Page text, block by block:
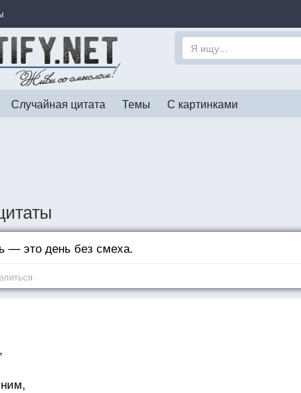
Случайная цитата Темы С картинками
— это день без смеха.